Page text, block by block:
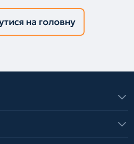
на головну